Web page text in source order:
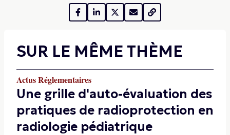
SUR LE MÊME THÈME
Actus Réglementaires
Une grille d'auto-évaluation des
pratiques de radioprotection en
radiologie pédiatrique